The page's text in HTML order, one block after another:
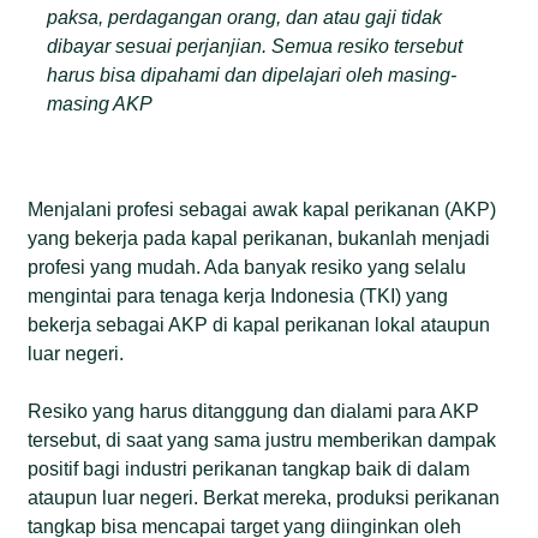
paksa, perdagangan orang, dan atau gaji tidak
dibayar sesuai perjanjian. Semua resiko tersebut
harus bisa dipahami dan dipelajari oleh masing-
masing AKP
Menjalani profesi sebagai awak kapal perikanan (AKP)
yang bekerja pada kapal perikanan, bukanlah menjadi
profesi yang mudah. Ada banyak resiko yang selalu
mengintai para tenaga kerja Indonesia (TKI) yang
bekerja sebagai AKP di kapal perikanan lokal ataupun
luar negeri.
Resiko yang harus ditanggung dan dialami para AKP
tersebut, di saat yang sama justru memberikan dampak
positif bagi industri perikanan tangkap baik di dalam
ataupun luar negeri. Berkat mereka, produksi perikanan
tangkap bisa mencapai target yang diinginkan oleh